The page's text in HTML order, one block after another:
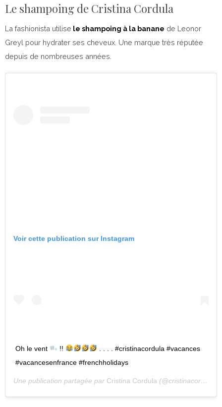
Le shampoing de Cristina Cordula
La fashionista utilise le shampoing à la banane de Leonor
Greyl pour hydrater ses cheveux. Une marque très réputée
depuis de nombreuses années.
Voir cette publication sur Instagram
Oh le vent !!
. . . . #cristinacordula #vacances
#vacancesenfrance #frenchholidays
Une publication partagée par Cristina Cordula (@cristinacordula) le